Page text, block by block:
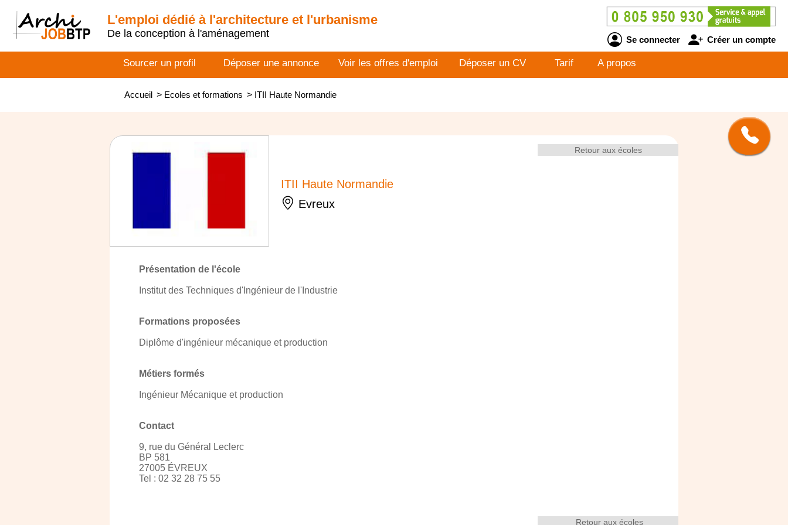
L'emploi dédié à l'architecture et l'urbanisme
De la conception à l'aménagement
Se connecter Créer un compte
Sourcer un profil Déposer une annonce Voir les offres d'emploi Déposer un CV Tarif A propos
Accueil > Ecoles et formations > ITII Haute Normandie
Retour aux écoles
ITII Haute Normandie
Evreux
Présentation de l'école
Institut des Techniques d'Ingénieur de l'Industrie
Formations proposées
Diplôme d'ingénieur mécanique et production
Métiers formés
Ingénieur Mécanique et production
Contact
9, rue du Général Leclerc
BP 581
27005 ÉVREUX
Tel : 02 32 28 75 55
Retour aux écoles